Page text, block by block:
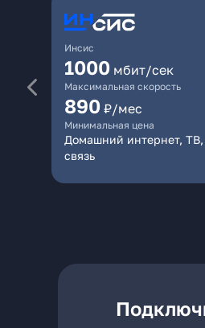
Инсис
1000 мбит/сек
Максимальная скорость
890 ₽/мес
Минимальная цена
Домашний интернет, ТВ,
связь